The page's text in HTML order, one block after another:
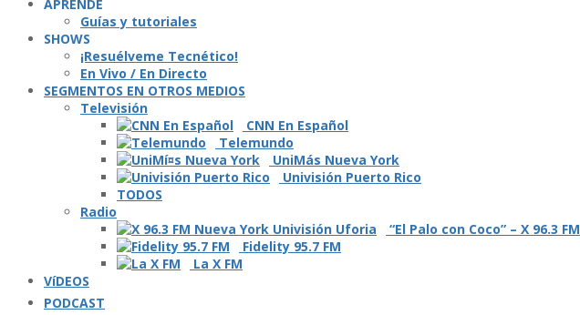
APRENDE
Guí­as y tutoriales
SHOWS
¡Resuélveme Tecnético!
En Vivo / En Directo
SEGMENTOS EN OTROS MEDIOS
Televisión
CNN En Español
Telemundo
UniMás Nueva York
Univisión Puerto Rico
TODOS
Radio
“El Palo con Coco” – X 96.3 FM
Fidelity 95.7 FM
La X FM
VíDEOS
PODCAST